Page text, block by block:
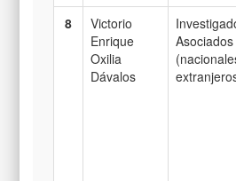
8
Victorio
Enrique
Oxilia
Dávalos
Asociados